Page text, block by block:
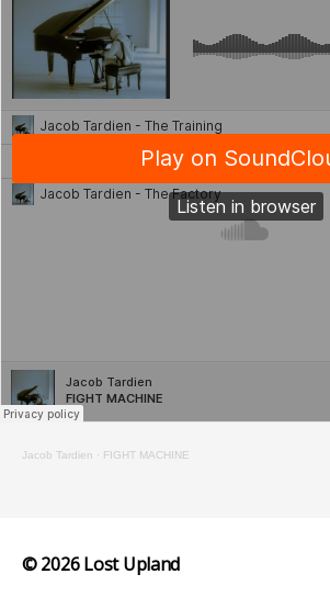
Jacob Tardien · FIGHT MACHINE
© 2026Lost Upland